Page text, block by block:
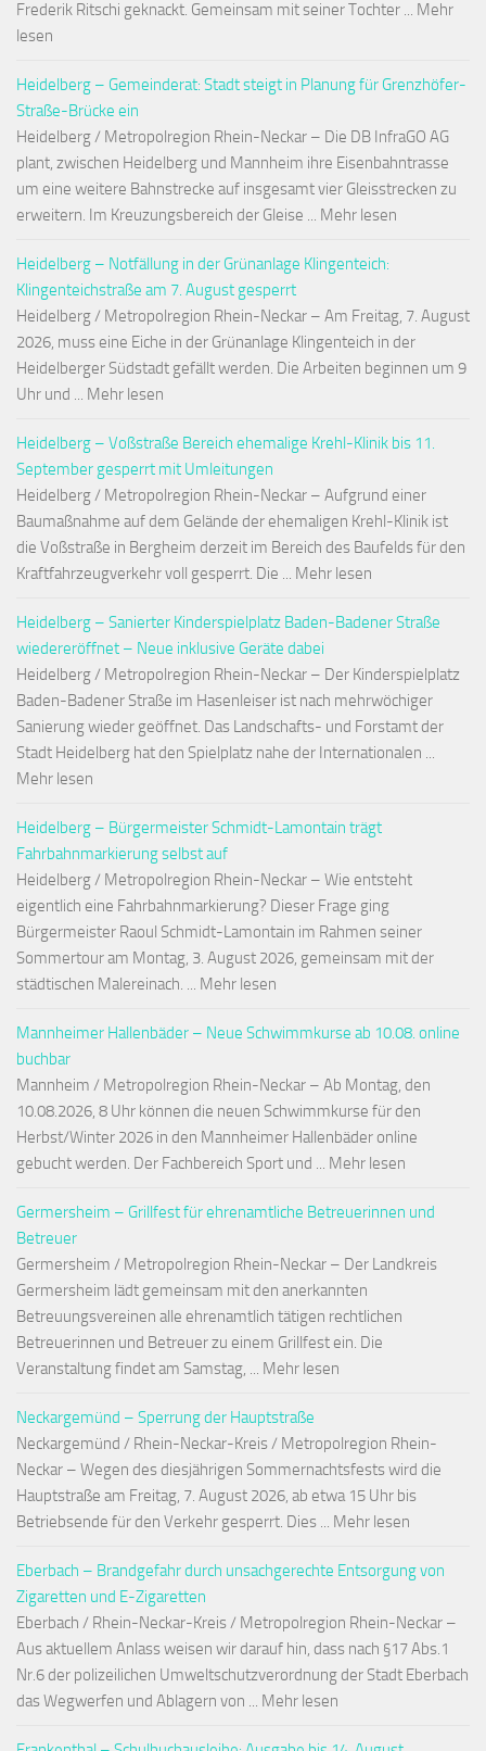
Frederik Ritschi geknackt. Gemeinsam mit seiner Tochter ... Mehr
lesen
Heidelberg – Gemeinderat: Stadt steigt in Planung für Grenzhöfer-
Straße-Brücke ein
Heidelberg / Metropolregion Rhein-Neckar – Die DB InfraGO AG
plant, zwischen Heidelberg und Mannheim ihre Eisenbahntrasse
um eine weitere Bahnstrecke auf insgesamt vier Gleisstrecken zu
erweitern. Im Kreuzungsbereich der Gleise ... Mehr lesen
Heidelberg – Notfällung in der Grünanlage Klingenteich:
Klingenteichstraße am 7. August gesperrt
Heidelberg / Metropolregion Rhein-Neckar – Am Freitag, 7. August
2026, muss eine Eiche in der Grünanlage Klingenteich in der
Heidelberger Südstadt gefällt werden. Die Arbeiten beginnen um 9
Uhr und ... Mehr lesen
Heidelberg – Voßstraße Bereich ehemalige Krehl-Klinik bis 11.
September gesperrt mit Umleitungen
Heidelberg / Metropolregion Rhein-Neckar – Aufgrund einer
Baumaßnahme auf dem Gelände der ehemaligen Krehl-Klinik ist
die Voßstraße in Bergheim derzeit im Bereich des Baufelds für den
Kraftfahrzeugverkehr voll gesperrt. Die ... Mehr lesen
Heidelberg – Sanierter Kinderspielplatz Baden-Badener Straße
wiedereröffnet – Neue inklusive Geräte dabei
Heidelberg / Metropolregion Rhein-Neckar – Der Kinderspielplatz
Baden-Badener Straße im Hasenleiser ist nach mehrwöchiger
Sanierung wieder geöffnet. Das Landschafts- und Forstamt der
Stadt Heidelberg hat den Spielplatz nahe der Internationalen ...
Mehr lesen
Heidelberg – Bürgermeister Schmidt-Lamontain trägt
Fahrbahnmarkierung selbst auf
Heidelberg / Metropolregion Rhein-Neckar – Wie entsteht
eigentlich eine Fahrbahnmarkierung? Dieser Frage ging
Bürgermeister Raoul Schmidt-Lamontain im Rahmen seiner
Sommertour am Montag, 3. August 2026, gemeinsam mit der
städtischen Malereinach. ... Mehr lesen
Mannheimer Hallenbäder – Neue Schwimmkurse ab 10.08. online
buchbar
Mannheim / Metropolregion Rhein-Neckar – Ab Montag, den
10.08.2026, 8 Uhr können die neuen Schwimmkurse für den
Herbst/Winter 2026 in den Mannheimer Hallenbäder online
gebucht werden. Der Fachbereich Sport und ... Mehr lesen
Germersheim – Grillfest für ehrenamtliche Betreuerinnen und
Betreuer
Germersheim / Metropolregion Rhein-Neckar – Der Landkreis
Germersheim lädt gemeinsam mit den anerkannten
Betreuungsvereinen alle ehrenamtlich tätigen rechtlichen
Betreuerinnen und Betreuer zu einem Grillfest ein. Die
Veranstaltung findet am Samstag, ... Mehr lesen
Neckargemünd – Sperrung der Hauptstraße
Neckargemünd / Rhein-Neckar-Kreis / Metropolregion Rhein-
Neckar – Wegen des diesjährigen Sommernachtsfests wird die
Hauptstraße am Freitag, 7. August 2026, ab etwa 15 Uhr bis
Betriebsende für den Verkehr gesperrt. Dies ... Mehr lesen
Eberbach – Brandgefahr durch unsachgerechte Entsorgung von
Zigaretten und E-Zigaretten
Eberbach / Rhein-Neckar-Kreis / Metropolregion Rhein-Neckar –
Aus aktuellem Anlass weisen wir darauf hin, dass nach §17 Abs.1
Nr.6 der polizeilichen Umweltschutzverordnung der Stadt Eberbach
das Wegwerfen und Ablagern von ... Mehr lesen